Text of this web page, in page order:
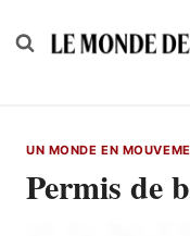
to
UN MONDE EN
Permis de